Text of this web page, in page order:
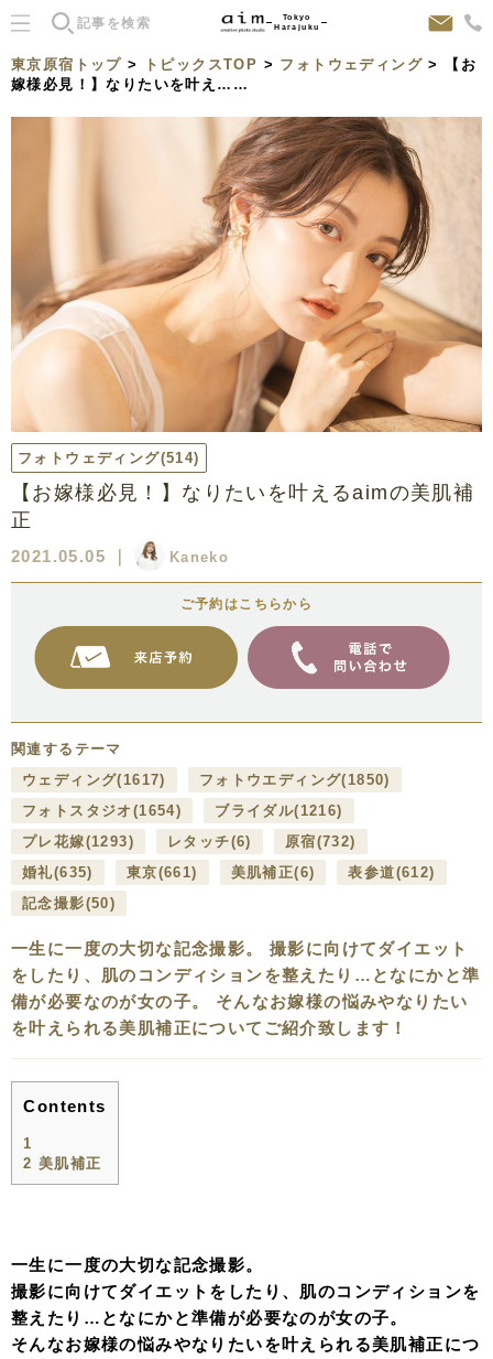
Tokyo
Harajuku
東京原宿トップ > トピックスTOP > フォトウェディング > 【お
嫁様必見！】なりたいを叶え……
フォトウェディング(514)
【お嫁様必見！】なりたいを叶えるaimの美肌補
正
2021.05.05 Kaneko
ご予約はこちらから
関連するテーマ
ウェディング(1617) フォトウエディング(1850)
フォトスタジオ (1654) ブライダル(1216)
プレ花嫁(1293) レタッチ(6) 原宿(732)
婚礼(635) 東京(661) 美肌補正(6) 表参道(612)
記念撮影(50)
一生に一度の大切な記念撮影。 撮影に向けてダイエット
をしたり、肌のコンディションを整えたり…となにかと準
備が必要なのが女の子。 そんなお嫁様の悩みやなりたい
を叶えられる美肌補正についてご紹介致します！
Contents
1
2 美肌補正
一生に一度の大切な記念撮影。
撮影に向けてダイエットをしたり、肌のコンディションを
整えたり…となにかと準備が必要なのが女の子。
そんなお嫁様の悩みやなりたいを叶えられる美肌補正につ